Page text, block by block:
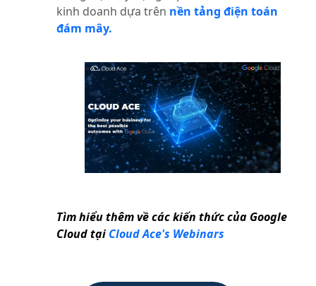
kinh doanh dựa trên nền tảng điện toán
đám mây.
Tìm hiểu thêm về các kiến thức của Google
Cloud tại Cloud Ace's Webinars